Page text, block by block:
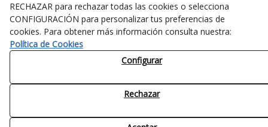
RECHAZAR para rechazar todas las cookies o selecciona
CONFIGURACIÓN para personalizar tus preferencias de
cookies. Para obtener más información consulta nuestra:
Política de Cookies
Configurar
Rechazar